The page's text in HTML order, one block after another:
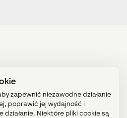
zapewnić niezawodne działanie
poprawić jej wydajność i
działanie. Niektóre pliki cookie są